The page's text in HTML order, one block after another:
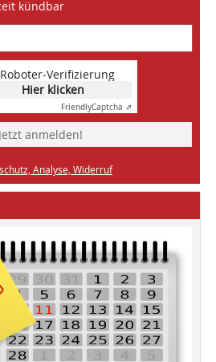
kündbar
Verifizierung
Hier klicken
FriendlyCaptcha ⇗
anmelden!
Analyse, Widerruf